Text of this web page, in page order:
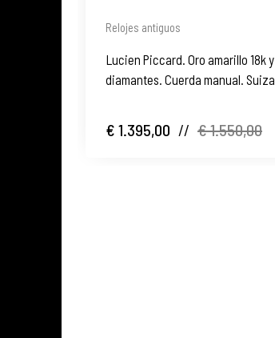
Relojes antiguos
Lucien Piccard. Oro amarillo 18k y
diamantes. Cuerda manual. Suiza
€ 1.395,00 // € 1.550,00